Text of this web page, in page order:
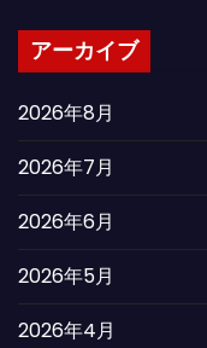
アーカイブ
2026年8月
2026年7月
2026年6月
2026年5月
2026年4月